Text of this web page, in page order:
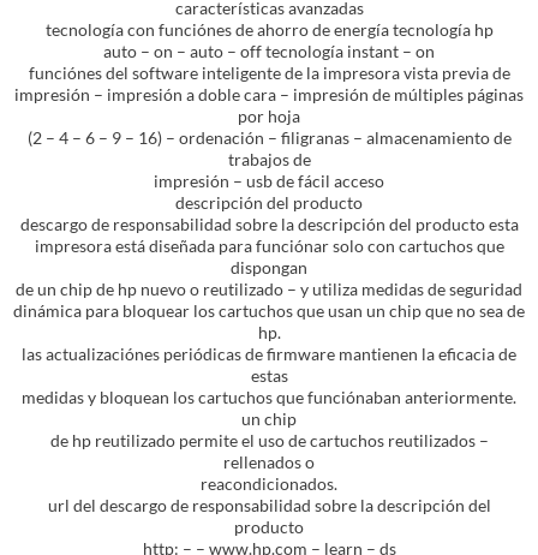
características avanzadas
tecnología con funciónes de ahorro de energía tecnología hp
auto – on – auto – off tecnología instant – on
funciónes del software inteligente de la impresora vista previa de
impresión – impresión a doble cara – impresión de múltiples páginas
por hoja
(2 – 4 – 6 – 9 – 16) – ordenación – filigranas – almacenamiento de
trabajos de
impresión – usb de fácil acceso
descripción del producto
descargo de responsabilidad sobre la descripción del producto esta
impresora está diseñada para funciónar solo con cartuchos que
dispongan
de un chip de hp nuevo o reutilizado – y utiliza medidas de seguridad
dinámica para bloquear los cartuchos que usan un chip que no sea de
hp.
las actualizaciónes periódicas de firmware mantienen la eficacia de
estas
medidas y bloquean los cartuchos que funciónaban anteriormente.
un chip
de hp reutilizado permite el uso de cartuchos reutilizados –
rellenados o
reacondicionados.
url del descargo de responsabilidad sobre la descripción del
producto
http: – – www.hp.com – learn – ds